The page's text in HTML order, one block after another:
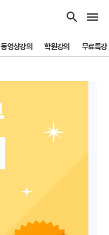
search menu
동영상강의 학원강의 무료특강